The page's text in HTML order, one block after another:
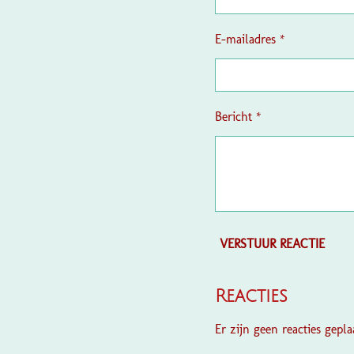
E-mailadres *
Bericht *
VERSTUUR REACTIE
Reacties
Er zijn geen reacties